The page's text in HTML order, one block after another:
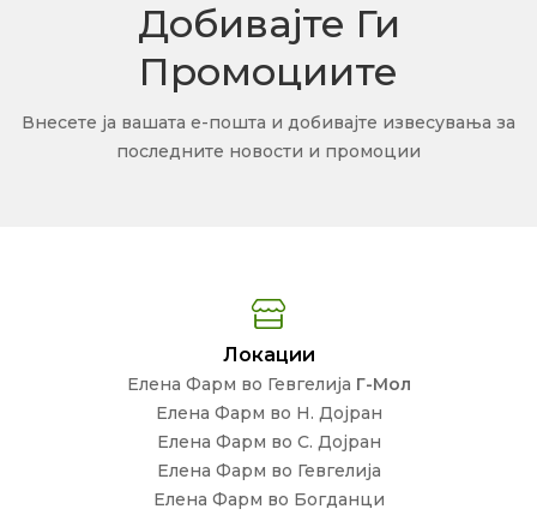
Добивајте Ги
Промоциите
Внесете ја вашата е-пошта и добивајте извесувања за
последните новости и промоции
Локации
Елена Фарм во Гевгелија Г-Мол
Елена Фарм во Н. Дојран
Елена Фарм во С. Дојран
Елена Фарм во Гевгелија
Елена Фарм во Богданци